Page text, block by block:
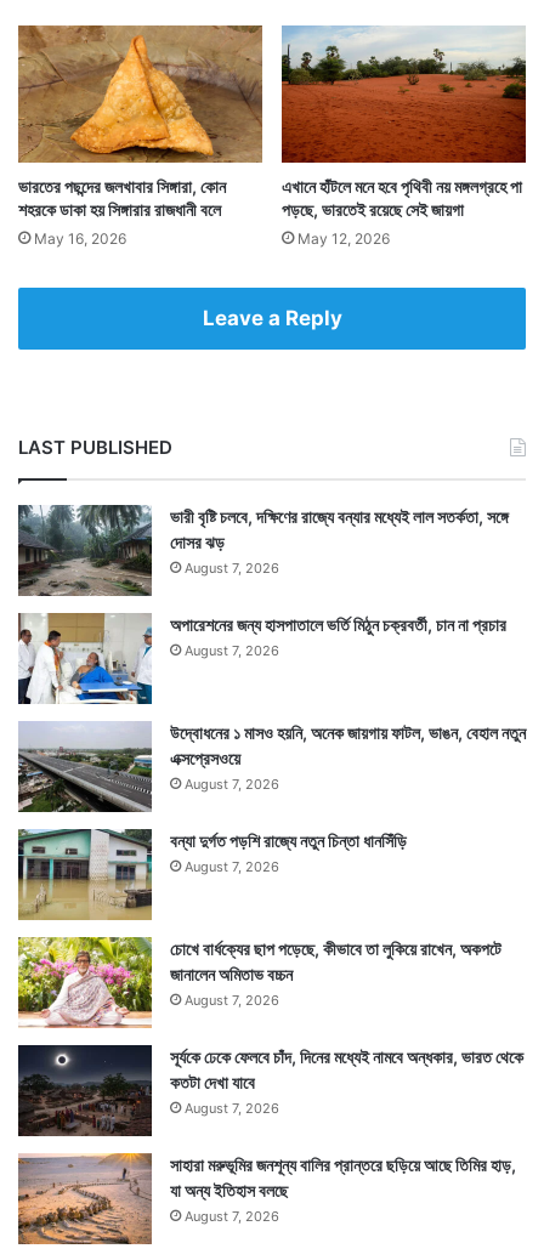
Bengali Feature
ভারতের পছন্দের জলখাবার সিঙ্গারা, কোন
শহরকে ডাকা হয় সিঙ্গারার রাজধানী বলে
May 16, 2026
এখানে হাঁটলে মনে হবে পৃথিবী নয় মঙ্গলগ্রহে পা
পড়ছে, ভারতেই রয়েছে সেই জায়গা
May 12, 2026
Leave a Reply
LAST PUBLISHED
ভারী বৃষ্টি চলবে, দক্ষিণের রাজ্যে বন্যার মধ্যেই লাল সতর্কতা, সঙ্গে
দোসর ঝড়
August 7, 2026
অপারেশনের জন্য হাসপাতালে ভর্তি মিঠুন চক্রবর্তী, চান না প্রচার
August 7, 2026
উদ্বোধনের ১ মাসও হয়নি, অনেক জায়গায় ফাটল, ভাঙন, বেহাল নতুন
এক্সপ্রেসওয়ে
August 7, 2026
বন্যা দুর্গত পড়শি রাজ্যে নতুন চিন্তা ধানসিঁড়ি
August 7, 2026
চোখে বার্ধক্যের ছাপ পড়েছে, কীভাবে তা লুকিয়ে রাখেন, অকপটে
জানালেন অমিতাভ বচ্চন
August 7, 2026
সূর্যকে ঢেকে ফেলবে চাঁদ, দিনের মধ্যেই নামবে অন্ধকার, ভারত থেকে
কতটা দেখা যাবে
August 7, 2026
সাহারা মরুভূমির জনশূন্য বালির প্রান্তরে ছড়িয়ে আছে তিমির হাড়,
যা অন্য ইতিহাস বলছে
August 7, 2026